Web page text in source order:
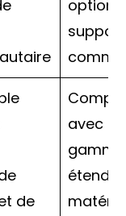
support
de
avec
gamme